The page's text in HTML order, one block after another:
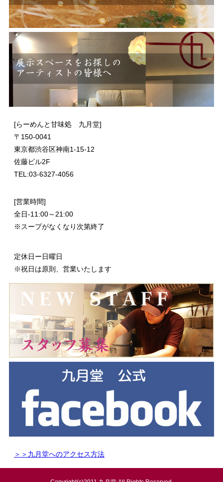
[らーめんと甘味処 九月堂]
〒 150-0041
東京都渋谷区神南1-15-12
佐藤ビル2F
TEL:03-6327-4056
[営業時間]
全日-11:00～21:00
※スープがなくなり次第終了
定休日ー日曜日
※祝日は原則、営業いたします
＞＞九月堂へのアクセス方法